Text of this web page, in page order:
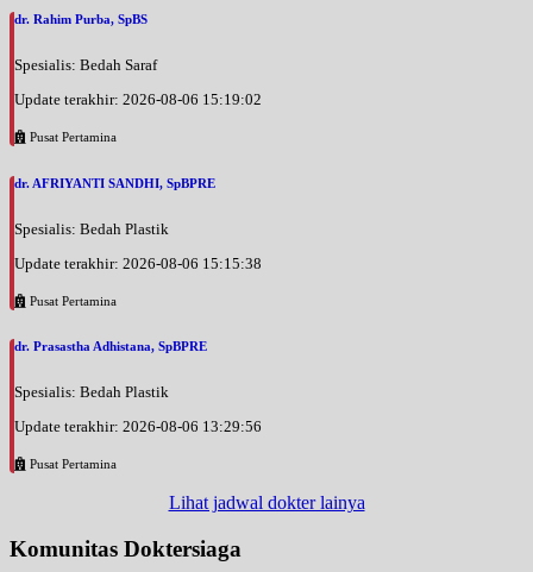
dr. Rahim Purba, SpBS
Spesialis: Bedah Saraf
Update terakhir: 2026-08-06 15:19:02
Pusat Pertamina
dr. AFRIYANTI SANDHI, SpBPRE
Spesialis: Bedah Plastik
Update terakhir: 2026-08-06 15:15:38
Pusat Pertamina
dr. Prasastha Adhistana, SpBPRE
Spesialis: Bedah Plastik
Update terakhir: 2026-08-06 13:29:56
Pusat Pertamina
Lihat jadwal dokter lainya
Komunitas Doktersiaga